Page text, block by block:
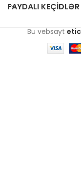
FAYDALI KEÇIDLƏR
Bu vebsayt